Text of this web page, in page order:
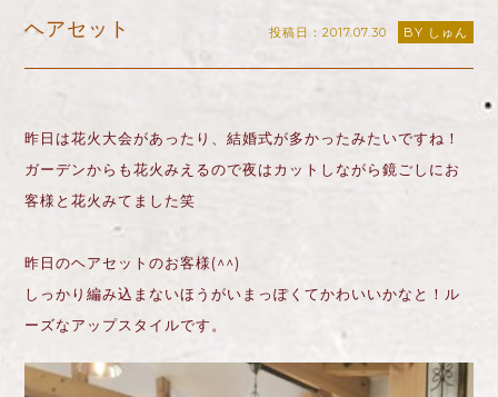
ヘアセット 投稿日：2017.07.30 BY しゅん
昨日は花火大会があったり、結婚式が多かったみたいですね！
ガーデンからも花火みえるので夜はカットしながら鏡ごしにお
客様と花火みてました笑
昨日のヘアセットのお客様(^^)
しっかり編み込まないほうがいまっぽくてかわいいかなと！ル
ーズなアップスタイルです。